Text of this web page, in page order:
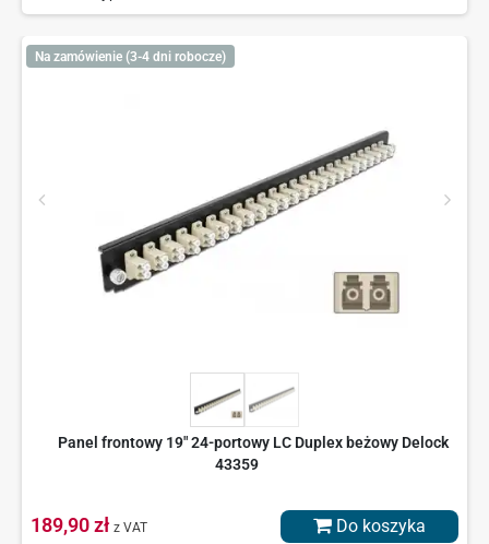
Na zamówienie (3-4 dni robocze)
Panel frontowy 19" 24-portowy LC Duplex beżowy Delock
43359
189,90 zł z VAT Do koszyka